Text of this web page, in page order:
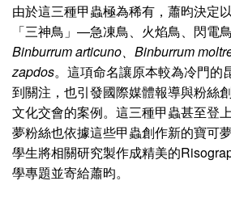
由於這三種甲蟲極為稀有，蕭昀決定
「三神鳥」—急凍鳥、火焰鳥、閃電
Binburrum articuno、Binburrum
zapdos。這項命名讓原本較為冷門的
到關注，也引發國際媒體報導與粉絲
文化交會的案例。這三種甲蟲甚至登
夢粉絲也依據這些甲蟲創作新的寶可
學生將相關研究製作成精美的
學專題並寄給蕭昀。